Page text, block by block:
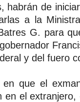
habrán de
a la
G. para
y del fuero
que el
en el